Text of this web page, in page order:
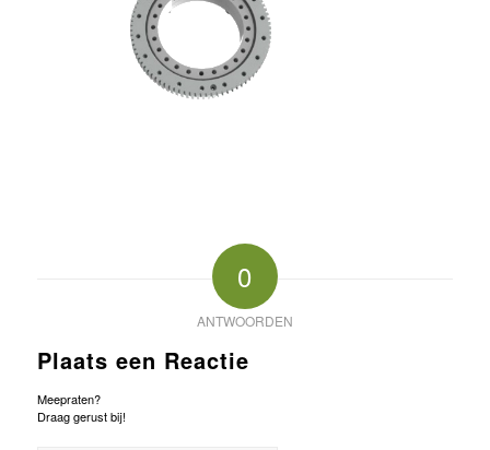
0
ANTWOORDEN
Plaats een Reactie
Meepraten?
Draag gerust bij!